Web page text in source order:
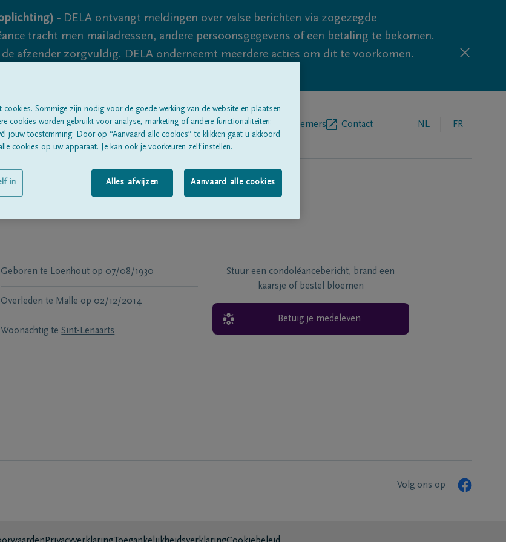
- DELA ontvangt meldingen over valse berichten via zogezegde
tracht men mailadressen, andere persoonsgegevens of een betaling te bekomen.
afzender zorgvuldig. DELA onderneemt meerdere acties om dit te voorkomen.
uit te sluiten, dus blijf waakzaam.
Alle rouwberichten Over onsBegrafenisondernemers Contact NL FR
Geboren te Loenhout op 07/08/1930
Overleden te Malle op 02/12/2014
Woonachtig te Sint-Lenaarts
Stuur een condoléancebericht, brand een
kaarsje of bestel bloemen
Betuig je medeleven
Volg ons op
cookies. Sommige zijn nodig voor de goede werking van de website en plaatsen
cookies worden gebruikt voor analyse, marketing of andere functionaliteiten;
jouw toestemming. Door op “Aanvaard alle cookies” te klikken gaat u akkoord
cookies op uw apparaat. Je kan ook je voorkeuren zelf instellen.
Alles afwijzen Aanvaard alle cookies
in